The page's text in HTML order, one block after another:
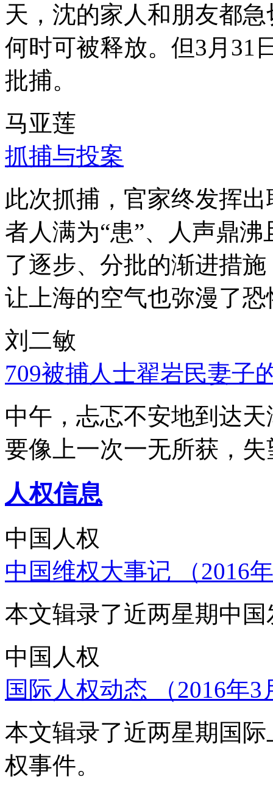
天，沈的家人和朋友都
何时可被释放。但3月31
批捕。
马亚莲
抓捕与投案
此次抓捕，官家终发挥
者人满为“患”、人声鼎
了逐步、分批的渐进措
让上海的空气也弥漫了
刘二敏
709被捕人士翟岩民妻子
中午，忐忑不安地到达
要像上一次一无所获，
人权信息
中国人权
中国维权大事记 （2016
本文辑录了近两星期中
中国人权
国际人权动态 （2016年
本文辑录了近两星期国
权事件。